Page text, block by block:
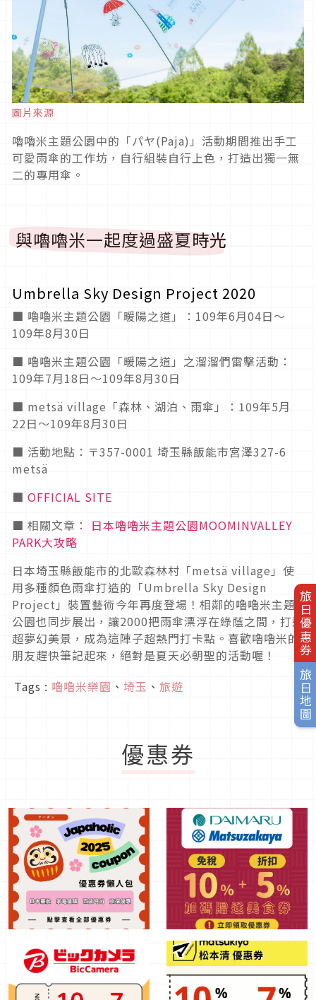
旅日優惠券
旅日地圖
圖片來源
嚕嚕米主題公園中的「パヤ(Paja)」活動期間推出手工
可愛雨傘的工作坊，自行組裝自行上色，打造出獨一無
二的專用傘。
與嚕嚕米一起度過盛夏時光
Umbrella Sky Design Project 2020
■ 嚕嚕米主題公園「暖陽之道」：109年6月04日～
109年8月30日
■ 嚕嚕米主題公園「暖陽之道」之溜溜們雷擊活動：
109年7月18日～109年8月30日
■ metsä village「森林、湖泊、雨傘」：109年5月
22日～109年8月30日
■ 活動地點：〒357-0001 埼玉縣飯能市宮澤327-6
metsä
■ OFFICIAL SITE
■ 相關文章： 日本嚕嚕米主題公園MOOMINVALLEY
PARK大攻略
日本埼玉縣飯能市的北歐森林村「metsä village」使
用多種顏色雨傘打造的「Umbrella Sky Design
Project」裝置藝術今年再度登場！相鄰的嚕嚕米主題
公園也同步展出，讓2000把雨傘漂浮在綠蔭之間，打造
超夢幻美景，成為這陣子超熱門打卡點。喜歡嚕嚕米的
朋友趕快筆記起來，絕對是夏天必朝聖的活動喔！
Tags : 嚕嚕米樂園 、 埼玉 、 旅遊
優惠券